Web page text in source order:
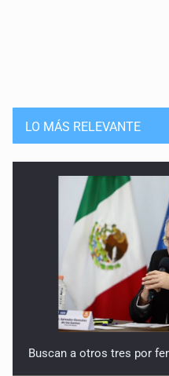
La gestión de la
28 de Abril de 2026
Entre reacomodos
21 de Abril de 2026
Narrativa contra confianza
14 de Abril de 2026
De la frustración al Plan B
24 de Marzo de 2026
LO MÁS RELEVANTE
Buscan a otros tres por